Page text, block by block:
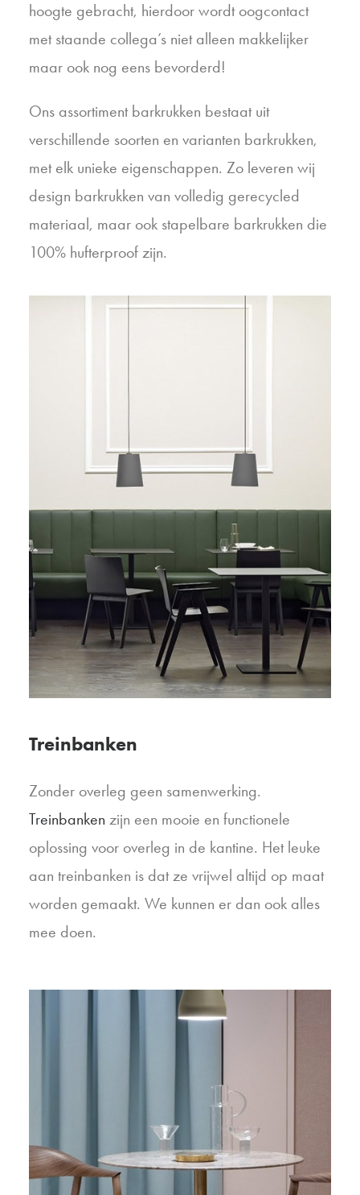
hoogte gebracht, hierdoor wordt oogcontact
met staande collega’s niet alleen makkelijker
maar ook nog eens bevorderd!
Ons assortiment barkrukken bestaat uit
verschillende soorten en varianten barkrukken,
met elk unieke eigenschappen. Zo leveren wij
design barkrukken van volledig gerecycled
materiaal, maar ook stapelbare barkrukken die
100% hufterproof zijn.
Treinbanken
Zonder overleg geen samenwerking.
Treinbanken zijn een mooie en functionele
oplossing voor overleg in de kantine. Het leuke
aan treinbanken is dat ze vrijwel altijd op maat
worden gemaakt. We kunnen er dan ook alles
mee doen.